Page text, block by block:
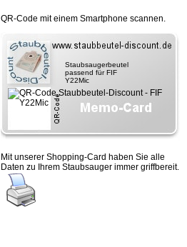
QR-Code mit einem Smartphone scannen.
Staubsaugerbeutel
passend für FIF
Y22Mic
Mit unserer Shopping-Card haben Sie alle
Daten zu Ihrem Staubsauger immer griffbereit.